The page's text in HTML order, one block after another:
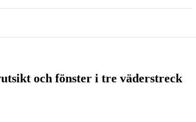
och fönster i tre väderstreck